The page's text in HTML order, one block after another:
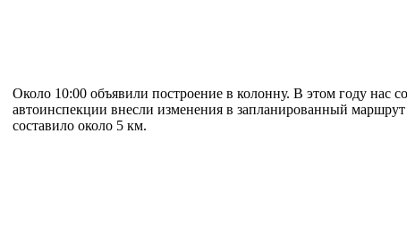
Около 10:00 объявили построение в колонну. В этом году
автоинспекции внесли изменения в запланированный
составило около 5 км.